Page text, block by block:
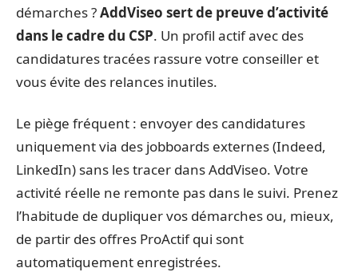
démarches ?AddViseo sert de preuve d’activité
dans le cadre du CSP. Un profil actif avec des
candidatures tracées rassure votre conseiller et
vous évite des relances inutiles.
Le piège fréquent : envoyer des candidatures
uniquement via des jobboards externes (Indeed,
LinkedIn) sans les tracer dans AddViseo. Votre
activité réelle ne remonte pas dans le suivi. Prenez
l’habitude de dupliquer vos démarches ou, mieux,
de partir des offres ProActif qui sont
automatiquement enregistrées.